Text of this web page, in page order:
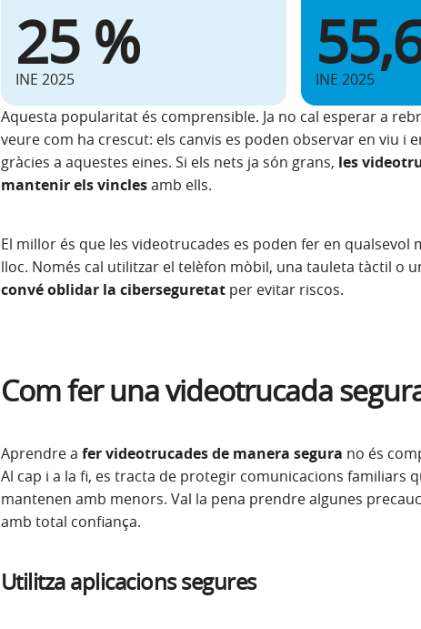
25 %
INE 2025
INE 2025
Aquesta popularitat és comprensible. Ja no cal esperar a
veure com ha crescut: els canvis es poden observar en viu i
gràcies a aquestes eines. Si els nets ja són grans, les
mantenir els vinclesamb ells.
El millor és que les videotrucades es poden fer en qualsevol
lloc. Només cal utilitzar el telèfon mòbil, una tauleta tàctil o
convé oblidar la ciberseguretatper evitar riscos.
Com fer una videotrucada
Aprendre a fer videotrucades de manera segura no és
Al cap i a la fi, es tracta de protegir comunicacions familiars
mantenen amb menors. Val la pena prendre algunes
amb total confiança.
Utilitza aplicacions segures